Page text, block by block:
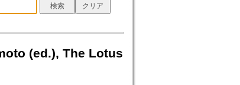
(ed.), The Lotus